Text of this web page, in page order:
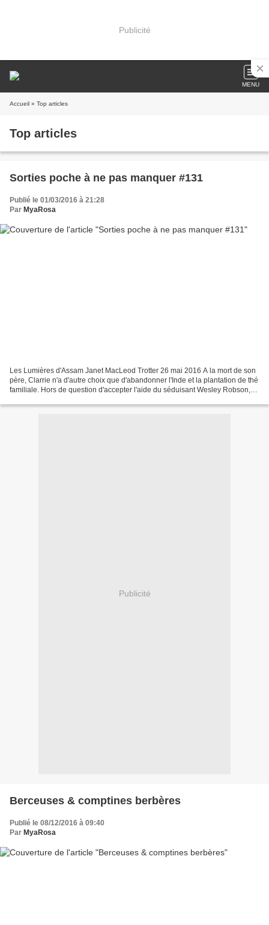
Publicité
MENU
Accueil » Top articles
Top articles
Sorties poche à ne pas manquer #131
Publié le 01/03/2016 à 21:28
Par MyaRosa
Les Lumières d'Assam Janet MacLeod Trotter 26 mai 2016 A la mort de son
père, Clarrie n'a d'autre choix que d'abandonner l'Inde et la plantation de thé
familiale. Hors de question d'accepter l'aide du séduisant Wesley Robson,
Publicité
Berceuses & comptines berbères
Publié le 08/12/2016 à 09:40
Par MyaRosa